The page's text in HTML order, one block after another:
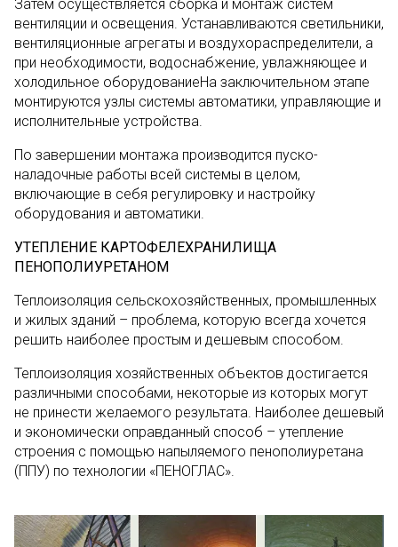
Затем осуществляется сборка и монтаж систем
вентиляции и освещения. Устанавливаются светильники,
вентиляционные агрегаты и воздухораспределители, а
при необходимости, водоснабжение, увлажняющее и
холодильное оборудованиеНа заключительном этапе
монтируются узлы системы автоматики, управляющие и
исполнительные устройства.
По завершении монтажа производится пуско-
наладочные работы всей системы в целом,
включающие в себя регулировку и настройку
оборудования и автоматики.
УТЕПЛЕНИЕ КАРТОФЕЛЕХРАНИЛИЩА
ПЕНОПОЛИУРЕТАНОМ
Теплоизоляция сельскохозяйственных, промышленных
и жилых зданий – проблема, которую всегда хочется
решить наиболее простым и дешевым способом.
Теплоизоляция хозяйственных объектов достигается
различными способами, некоторые из которых могут
не принести желаемого результата. Наиболее дешевый
и экономически оправданный способ – утепление
строения с помощью напыляемого пенополиуретана
(ППУ) по технологии «ПЕНОГЛАС».